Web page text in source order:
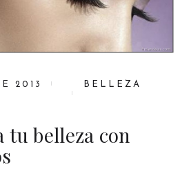
2013 BELLEZA
tu belleza con